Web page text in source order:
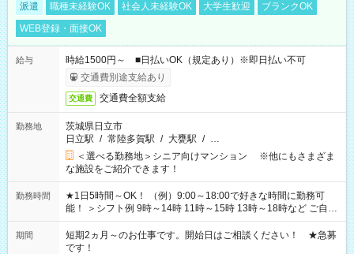
派遣 職種未経験OK 社会人未経験OK 大学生歓迎
ブランクOK
WEB登録・面接OK
給与
時給1500円～ ■日払いOK（規定あり）※即日払い不可
交通費別途支給あり
交通費 交通費全額支給
勤務地
茨城県日立市
日立駅 / 常陸多賀駅 / 大甕駅 / …
＜選べる勤務地＞シニア向けマンション ※他にもさまざま
な施設をご紹介できます！
勤務時間
★1日5時間～OK！ （例）9:00～18:00で好きな時間に勤務可
能！ ＞シフト例 9時～14時 11時～15時 13時～18時など ご自身
のご都合に合わせて勤務時間をご相談ください！ ★家庭の都合
でお休みや時間の調整が必要な場合も遠慮なくご相談くださ
い。
期間
短期2ヵ月～のお仕事です。開始日はご相談ください！ ★急募
です！